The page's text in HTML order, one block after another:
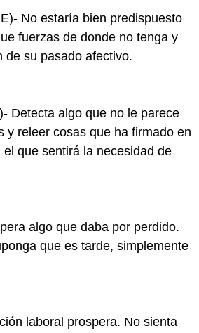
No estaría bien predispuesto
fuerzas de donde no tenga y
de su pasado afectivo.
Detecta algo que no le parece
y releer cosas que ha firmado en
que sentirá la necesidad de
algo que daba por perdido.
que es tarde, simplemente
laboral prospera. No sienta